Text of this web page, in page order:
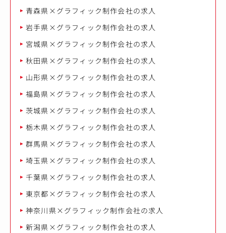
青森県×グラフィック制作会社の求人
岩手県×グラフィック制作会社の求人
宮城県×グラフィック制作会社の求人
秋田県×グラフィック制作会社の求人
山形県×グラフィック制作会社の求人
福島県×グラフィック制作会社の求人
茨城県×グラフィック制作会社の求人
栃木県×グラフィック制作会社の求人
群馬県×グラフィック制作会社の求人
埼玉県×グラフィック制作会社の求人
千葉県×グラフィック制作会社の求人
東京都×グラフィック制作会社の求人
神奈川県×グラフィック制作会社の求人
新潟県×グラフィック制作会社の求人